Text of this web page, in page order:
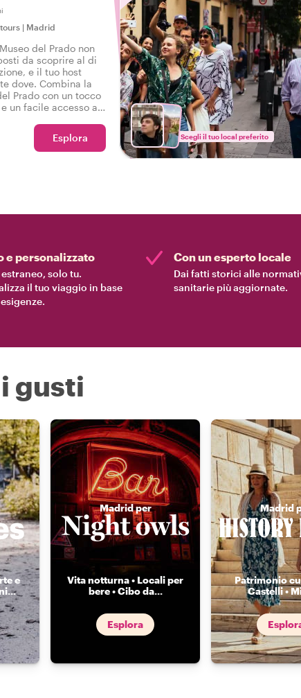
| Madrid
del Prado non
da scoprire al di
e il tuo host
dove. Combina la
Prado con un tocco
un facile accesso a
Esplora Scegli il tuo local preferito
e personalizzato
estraneo, solo tu.
il tuo viaggio in base
Con un esperto locale
Dai fatti storici alle
sanitarie più aggiornate.
gusti
e
...
Madrid per
Vita notturna • Locali per
bere • Cibo da...
Esplora
Madrid
Patrimonio
Castelli •